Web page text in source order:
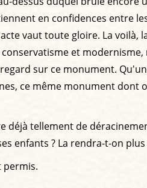
en confidences entre
vaut toute gloire. La
et
sur ce monument.
ce même monument dont
déjà tellement de
enfants ? La rendra-t-on
permis.